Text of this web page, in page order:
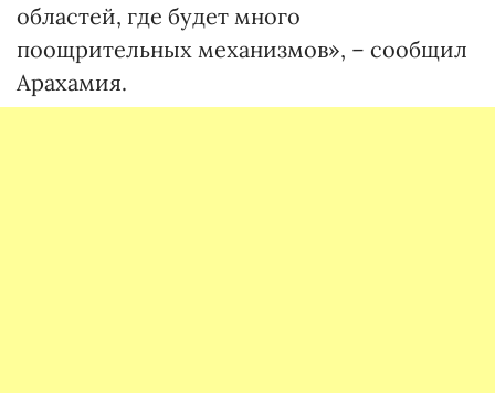
областей, где будет много
поощрительных механизмов», – сообщил
Арахамия.